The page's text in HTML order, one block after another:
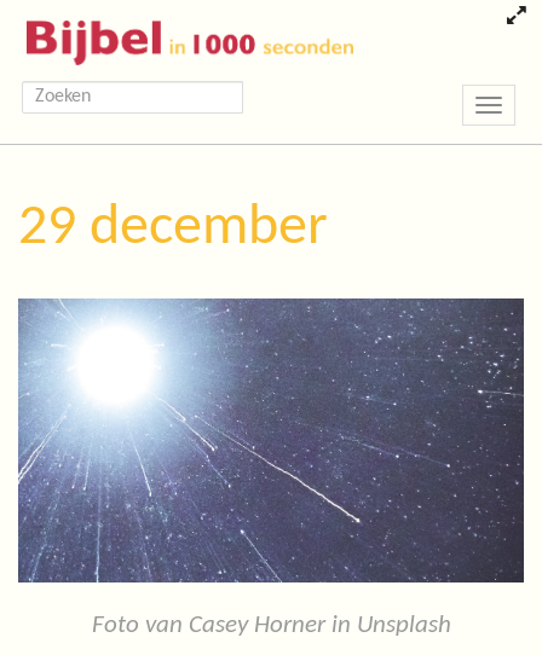
Toggle
29 december
Foto van Casey Horner in Unsplash